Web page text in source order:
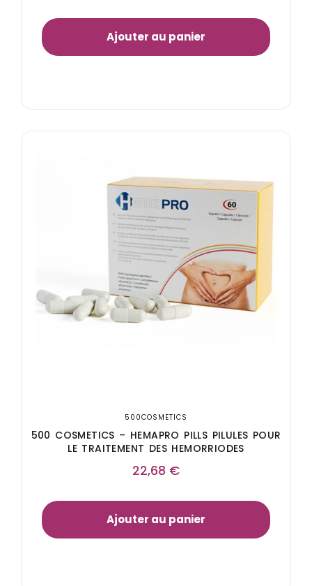
Ajouter au panier
500COSMETICS
500 COSMETICS – HEMAPRO PILLS PILULES POUR
LE TRAITEMENT DES HEMORRIODES
22,68 €
Ajouter au panier